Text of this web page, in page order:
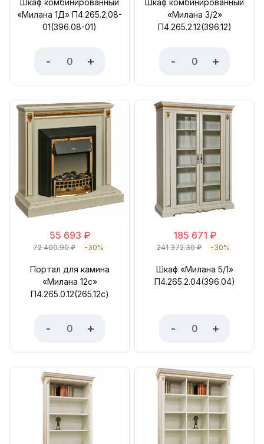
«Милана 1Д» П4.265.2.08-
01(396.08-01)
- +
«Милана 3/2»
П4.265.2.12(396.12)
- +
55 693 ₽
72 400.90₽ -30%
Портал для камина
«Милана 12с»
П4.265.0.12(265.12с)
- +
185 671 ₽
241 372.30₽ -30%
Шкаф «Милана 5/1»
П4.265.2.04(396.04)
- +